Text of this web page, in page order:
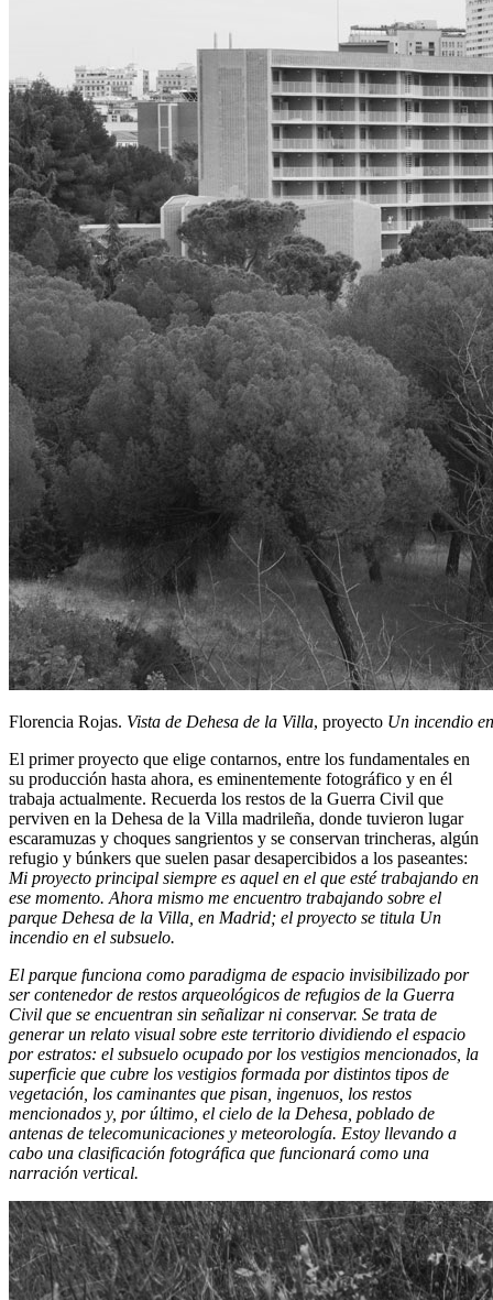
Florencia Rojas. Vista de Dehesa de la Villa, proyecto Un incendio
El primer proyecto que elige contarnos, entre los fundamentales en
su producción hasta ahora, es eminentemente fotográfico y en él
trabaja actualmente. Recuerda los restos de la Guerra Civil que
perviven en la Dehesa de la Villa madrileña, donde tuvieron lugar
escaramuzas y choques sangrientos y se conservan trincheras, algún
refugio y búnkers que suelen pasar desapercibidos a los paseantes:
Mi proyecto principal siempre es aquel en el que esté trabajando en
ese momento. Ahora mismo me encuentro trabajando sobre el
parque Dehesa de la Villa, en Madrid; el proyecto se titula Un
incendio en el subsuelo.
El parque funciona como paradigma de espacio invisibilizado por
ser contenedor de restos arqueológicos de refugios de la Guerra
Civil que se encuentran sin señalizar ni conservar. Se trata de
generar un relato visual sobre este territorio dividiendo el espacio
por estratos: el subsuelo ocupado por los vestigios mencionados, la
superficie que cubre los vestigios formada por distintos tipos de
vegetación, los caminantes que pisan, ingenuos, los restos
mencionados y, por último, el cielo de la Dehesa, poblado de
antenas de telecomunicaciones y meteorología. Estoy llevando a
cabo una clasificación fotográfica que funcionará como una
narración vertical.